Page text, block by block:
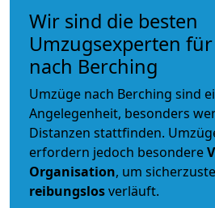
Wir sind die besten
Umzugsexperten
nach Berching
Umzüge nach Berching sind
Angelegenheit, besonders
Distanzen stattfinden.
erfordern jedoch besondere
Organisation, um
reibungslosverläuft.